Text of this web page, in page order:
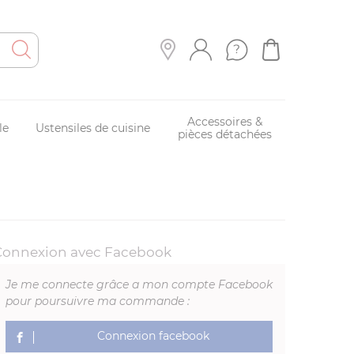
Ustensiles de cuisine
Accessoires &
pièces détachées
avec Facebook
Je me connecte grâce a mon compte Facebook
pour poursuivre ma commande :
Connexion facebook